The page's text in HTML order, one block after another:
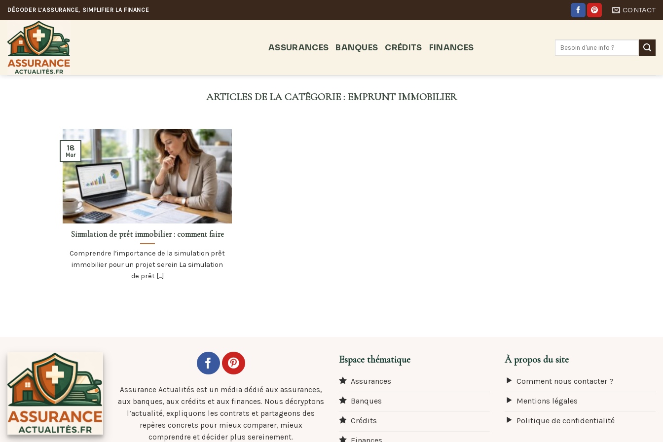
Skip
to
content
DÉCODER L’ASSURANCE, SIMPLIFIER LA FINANCE CONTACT
ASSURANCES BANQUES CRÉDITS FINANCES
EMPRUNT IMMOBILIER
Simulation de prêt immobilier : comment faire
Comprendre l’importance de la simulation prêt
immobilier pour un projet serein La simulation
de prêt [...]
18
Mar
Assurance Actualités est un média dédié aux assurances,
aux banques, aux crédits et aux finances. Nous décryptons
l’actualité, expliquons les contrats et partageons des
repères concrets pour mieux comparer, mieux
comprendre et décider plus sereinement.
Espace thématique
Assurances
Banques
Crédits
À propos du site
Comment nous contacter ?
Mentions légales
Politique de confidentialité